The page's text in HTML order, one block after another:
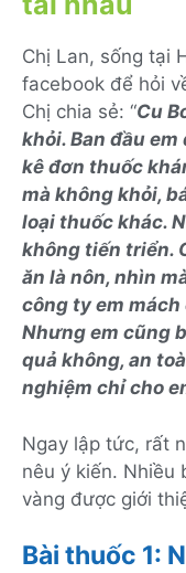
Chị Lan, sống tại
facebook để hỏi
Chị chia sẻ: “Cu
khỏi. Ban đầu
kê đơn thuốc
mà không khỏi,
loại thuốc khác.
không tiến triển.
ăn là nôn, nhìn
công ty em
Nhưng em cũng
quả không, an
nghiệm chỉ cho
Ngay lập tức, rất
nêu ý kiến. Nhiều
vàng được giới
Bài thuốc 1: